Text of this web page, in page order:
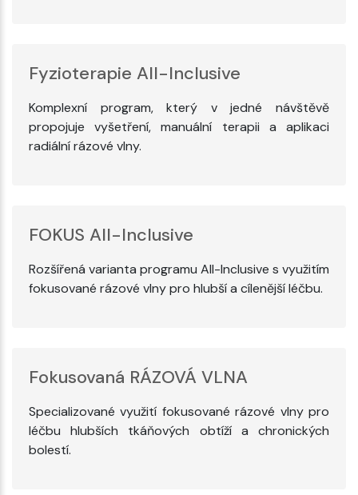
Fyzioterapie All-Inclusive
Komplexní program, který v jedné návštěvě
propojuje vyšetření, manuální terapii a aplikaci
radiální rázové vlny.
FOKUS All-Inclusive
Rozšířená varianta programu All-Inclusive s využitím
fokusované rázové vlny pro hlubší a cílenější léčbu.
Fokusovaná RÁZOVÁ VLNA
Specializované využití fokusované rázové vlny pro
léčbu hlubších tkáňových obtíží a chronických
bolestí.